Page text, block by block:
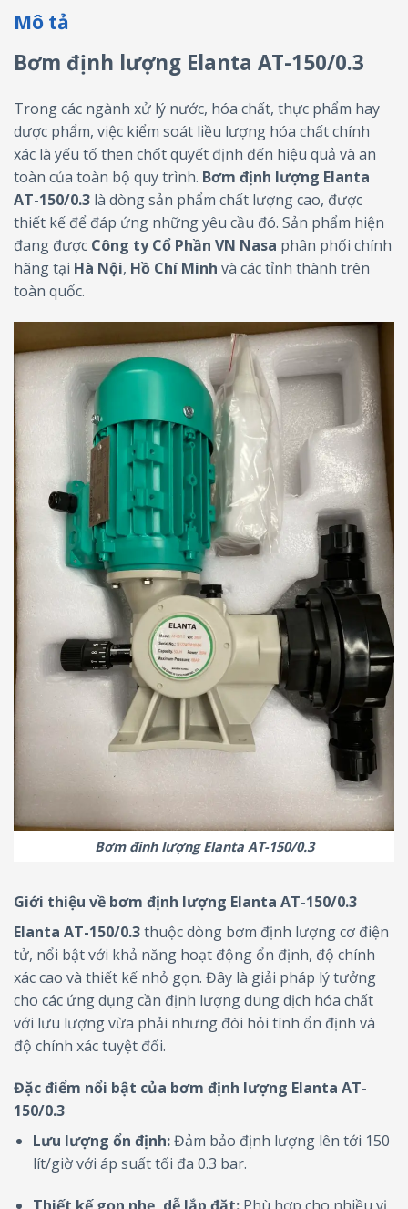
Mô tả
Bơm định lượng Elanta AT-150/0.3
Trong các ngành xử lý nước, hóa chất, thực phẩm hay
dược phẩm, việc kiểm soát liều lượng hóa chất chính
xác là yếu tố then chốt quyết định đến hiệu quả và an
toàn của toàn bộ quy trình. Bơm định lượng Elanta
AT-150/0.3 là dòng sản phẩm chất lượng cao, được
thiết kế để đáp ứng những yêu cầu đó. Sản phẩm hiện
đang được Công ty Cổ Phần VN Nasa phân phối chính
hãng tại Hà Nội, Hồ Chí Minh và các tỉnh thành trên
toàn quốc.
Bơm đinh lượng Elanta AT-150/0.3
Giới thiệu về bơm định lượng Elanta AT-150/0.3
Elanta AT-150/0.3thuộc dòng bơm định lượng cơ điện
tử, nổi bật với khả năng hoạt động ổn định, độ chính
xác cao và thiết kế nhỏ gọn. Đây là giải pháp lý tưởng
cho các ứng dụng cần định lượng dung dịch hóa chất
với lưu lượng vừa phải nhưng đòi hỏi tính ổn định và
độ chính xác tuyệt đối.
Đặc điểm nổi bật của bơm định lượng Elanta AT-
150/0.3
Lưu lượng ổn định:Đảm bảo định lượng lên tới 150
lít/giờ với áp suất tối đa 0.3 bar.